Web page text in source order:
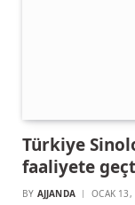
Türkiye
faaliyete
BY AJJANDA OCAK